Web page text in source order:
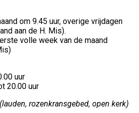
om 9.45 uur, overige vrijdagen
aan de H. Mis).
volle week van de maand
uur
20.00 uur
rozenkransgebed, open kerk)